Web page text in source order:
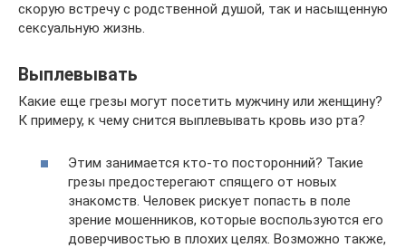
скорую встречу с родственной душой, так и насыщенную
сексуальную жизнь.
Выплевывать
Какие еще грезы могут посетить мужчину или женщину?
К примеру, к чему снится выплевывать кровь изо рта?
Этим занимается кто-то посторонний? Такие
грезы предостерегают спящего от новых
знакомств. Человек рискует попасть в поле
зрение мошенников, которые воспользуются его
доверчивостью в плохих целях. Возможно также,